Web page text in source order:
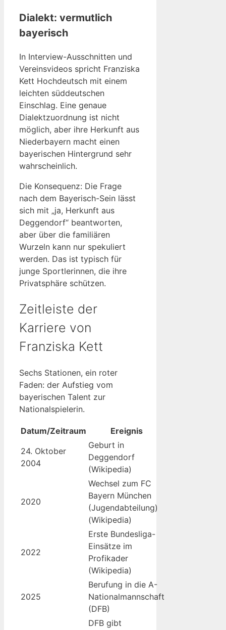
Dialekt: vermutlich
bayerisch
In Interview-Ausschnitten und
Vereinsvideos spricht Franziska
Kett Hochdeutsch mit einem
leichten süddeutschen
Einschlag. Eine genaue
Dialektzuordnung ist nicht
möglich, aber ihre Herkunft aus
Niederbayern macht einen
bayerischen Hintergrund sehr
wahrscheinlich.
Die Konsequenz: Die Frage
nach dem Bayerisch-Sein lässt
sich mit „ja, Herkunft aus
Deggendorf“ beantworten,
aber über die familiären
Wurzeln kann nur spekuliert
werden. Das ist typisch für
junge Sportlerinnen, die ihre
Privatsphäre schützen.
Zeitleiste der
Karriere von
Franziska Kett
Sechs Stationen, ein roter
Faden: der Aufstieg vom
bayerischen Talent zur
Nationalspielerin.
Datum/Zeitraum
Ereignis
24. Oktober
2004
Geburt in
Deggendorf
(Wikipedia)
2020
Wechsel zum FC
Bayern München
(Jugendabteilung)
(Wikipedia)
2022
Erste Bundesliga-
Einsätze im
Profikader
(Wikipedia)
2025
Berufung in die A-
Nationalmannschaft
(DFB)
DFB gibt